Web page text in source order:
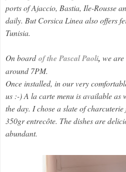
ports of Ajaccio, Bastia, Ile-Rousse
daily. But Corsica Linea also offers
Tunisia.
On boardof the Pascal Paoli, we
around 7PM.
Once installed, in our very
us :-) A la carte menu is available as
the day. I chose a slate of
350gr entrecôte. The dishes are
abundant.